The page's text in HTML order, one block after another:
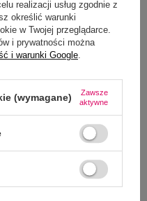
do tego
- nasi specjaliści z
informacji na temat
realizacji usług zgodnie z
określić warunki
w Twojej przeglądarce.
i prywatności można
i warunki Google.
(wymagane)
Zawsze
aktywne